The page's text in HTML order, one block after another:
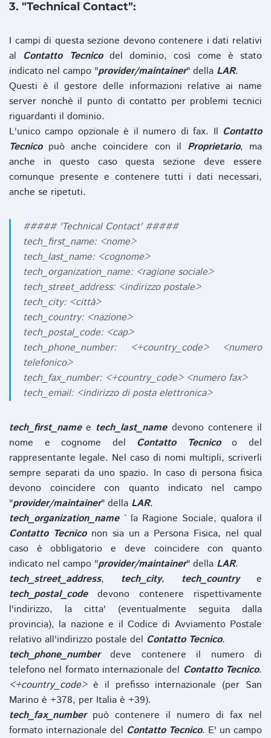
3. "Technical Contact":
I campi di questa sezione devono contenere i dati relativi
al Contatto Tecnicodel dominio, così come è stato
indicato nel campo "provider/maintainer" della LAR.
Questi è il gestore delle informazioni relative ai name
server nonchè il punto di contatto per problemi tecnici
riguardanti il dominio.
L'unico campo opzionale è il numero di fax. Il Contatto
Tecnicopuò anche coincidere con il Proprietario, ma
anche in questo caso questa sezione deve essere
comunque presente e contenere tutti i dati necessari,
anche se ripetuti.
##### 'Technical Contact' #####
tech_first_name: <nome>
tech_last_name: <cognome>
tech_organization_name: <ragione sociale>
tech_street_address: <indirizzo postale>
tech_city: <città>
tech_country: <nazione>
tech_postal_code: <cap>
tech_phone_number: <+country_code> <numero
telefonico>
tech_fax_number: <+country_code> <numero fax>
tech_email: <indirizzo di posta elettronica>
tech_first_namee tech_last_namedevono contenere il
nome e cognome del Contatto Tecnicoo del
rappresentante legale. Nel caso di nomi multipli, scriverli
sempre separati da uno spazio. In caso di persona fisica
devono coincidere con quanto indicato nel campo
"provider/maintainer" della LAR.
tech_organization_name` la Ragione Sociale, qualora il
Contatto Tecniconon sia un a Persona Fisica, nel qual
caso è obbligatorio e deve coincidere con quanto
indicato nel campo "provider/maintainer" della LAR.
tech_street_address, tech_city, tech_countrye
tech_postal_codedevono contenere rispettivamente
l'indirizzo, la citta' (eventualmente seguita dalla
provincia), la nazione e il Codice di Avviamento Postale
relativo all'indirizzo postale del Contatto Tecnico.
tech_phone_numberdeve contenere il numero di
telefono nel formato internazionale del Contatto Tecnico.
<+country_code>è il prefisso internazionale (per San
Marino è +378, per Italia è +39).
tech_fax_numberpuò contenere il numero di fax nel
formato internazionale del Contatto Tecnico. E' un campo